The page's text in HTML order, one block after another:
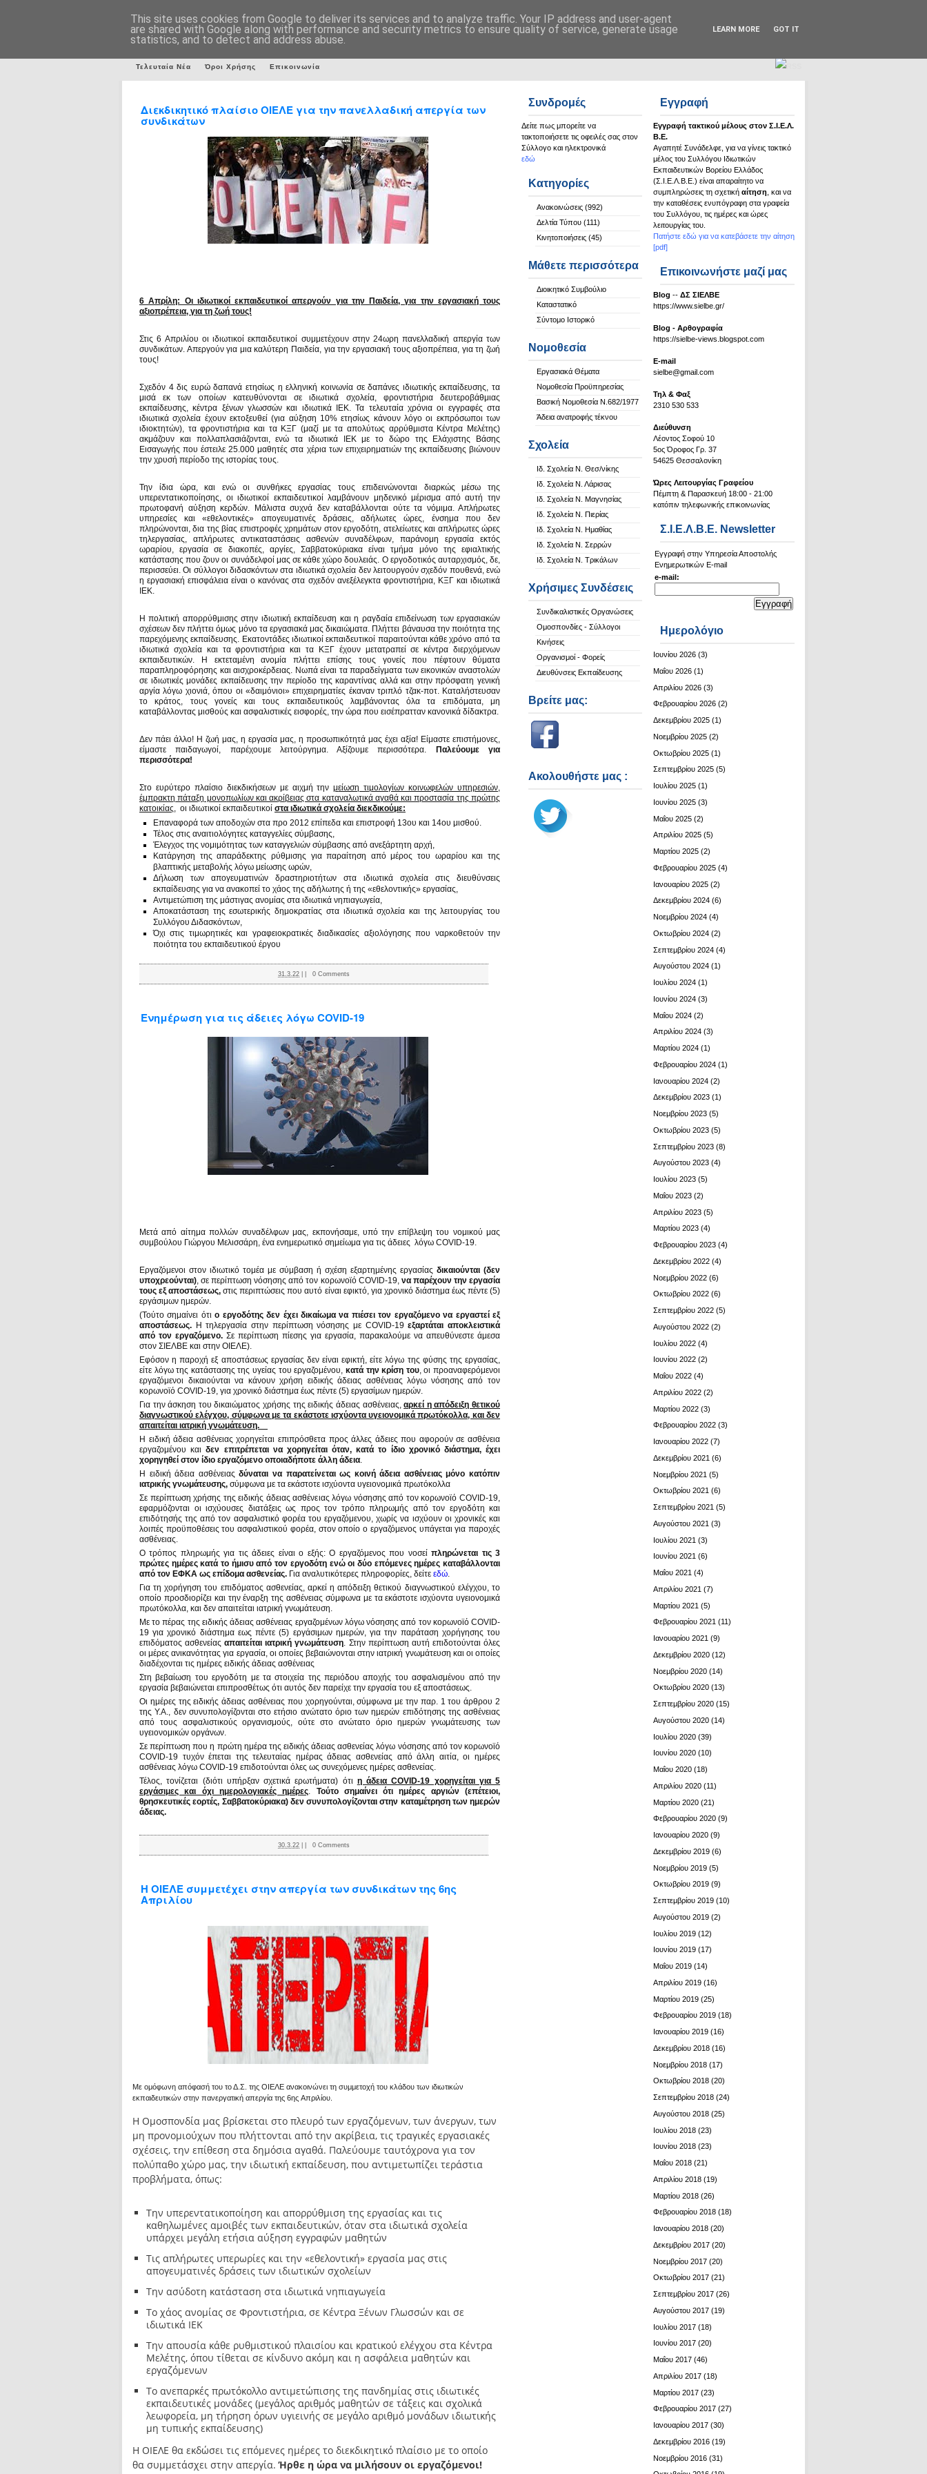
Σ.Ι.Ε.Λ.Β.Ε.
Τελευταία Νέα Όροι Χρήσης Επικοινωνία
Εγγραφή
Εγγραφή τακτικού μέλους στον Σ.Ι.Ε.Λ.
Β.Ε.
Αγαπητέ Συνάδελφε, για να γίνεις τακτικό
μέλος του Συλλόγου Ιδιωτικών
Εκπαιδευτικών Βορείου Ελλάδος
(Σ.Ι.Ε.Λ.Β.Ε.) είναι απαραίτητο να
συμπληρώσεις τη σχετική αίτηση , και να
την καταθέσεις ενυπόγραφη στα γραφεία
του Συλλόγου, τις ημέρες και ώρες
λειτουργίας του.
Πατήστε εδώ για να κατεβάσετε την αίτηση
[pdf]
Επικοινωνήστε μαζί μας
Βlog -- ΔΣ ΣΙΕΛΒΕ
https://www.sielbe.gr/
Blog - Αρθογραφία
https://sielbe-views.blogspot.com
Ε-mail
sielbe@gmail.com
Τηλ & Φαξ
2310 530 533
Διεύθυνση
Λέοντος Σοφού 10
5ος Όροφος Γρ. 37
54625 Θεσσαλονίκη
Ώρες Λειτουργίας Γραφείου
Πέμπτη & Παρασκευή 18:00 - 21:00
κατόπιν τηλεφωνικής επικοινωνίας
Σ.Ι.Ε.Λ.Β.Ε. Newsletter
Εγγραφή στην Υπηρεσία Αποστολής
Ενημερωτικών E-mail
e-mail:
Ημερολόγιο
Ιουνίου 2026 (3)
Μαΐου 2026 (1)
Απριλίου 2026 (3)
Φεβρουαρίου 2026 (2)
Δεκεμβρίου 2025 (1)
Νοεμβρίου 2025 (2)
Οκτωβρίου 2025 (1)
Σεπτεμβρίου 2025 (5)
Ιουλίου 2025 (1)
Ιουνίου 2025 (3)
Μαΐου 2025 (2)
Απριλίου 2025 (5)
Μαρτίου 2025 (2)
Φεβρουαρίου 2025 (4)
Ιανουαρίου 2025 (2)
Δεκεμβρίου 2024 (6)
Νοεμβρίου 2024 (4)
Οκτωβρίου 2024 (2)
Σεπτεμβρίου 2024 (4)
Αυγούστου 2024 (1)
Ιουλίου 2024 (1)
Ιουνίου 2024 (3)
Μαΐου 2024 (2)
Απριλίου 2024 (3)
Μαρτίου 2024 (1)
Φεβρουαρίου 2024 (1)
Ιανουαρίου 2024 (2)
Δεκεμβρίου 2023 (1)
Νοεμβρίου 2023 (5)
Οκτωβρίου 2023 (5)
Σεπτεμβρίου 2023 (8)
Αυγούστου 2023 (4)
Ιουλίου 2023 (5)
Μαΐου 2023 (2)
Απριλίου 2023 (5)
Μαρτίου 2023 (4)
Φεβρουαρίου 2023 (4)
Δεκεμβρίου 2022 (4)
Νοεμβρίου 2022 (6)
Οκτωβρίου 2022 (6)
Σεπτεμβρίου 2022 (5)
Αυγούστου 2022 (2)
Ιουλίου 2022 (4)
Ιουνίου 2022 (2)
Μαΐου 2022 (4)
Απριλίου 2022 (2)
Μαρτίου 2022 (3)
Φεβρουαρίου 2022 (3)
Ιανουαρίου 2022 (7)
Δεκεμβρίου 2021 (6)
Νοεμβρίου 2021 (5)
Οκτωβρίου 2021 (6)
Σεπτεμβρίου 2021 (5)
Αυγούστου 2021 (3)
Ιουλίου 2021 (3)
Ιουνίου 2021 (6)
Μαΐου 2021 (4)
Απριλίου 2021 (7)
Μαρτίου 2021 (5)
Φεβρουαρίου 2021 (11)
Ιανουαρίου 2021 (9)
Δεκεμβρίου 2020 (12)
Νοεμβρίου 2020 (14)
Οκτωβρίου 2020 (13)
Σεπτεμβρίου 2020 (15)
Αυγούστου 2020 (14)
Ιουλίου 2020 (39)
Ιουνίου 2020 (10)
Μαΐου 2020 (18)
Απριλίου 2020 (11)
Μαρτίου 2020 (21)
Φεβρουαρίου 2020 (9)
Ιανουαρίου 2020 (9)
Δεκεμβρίου 2019 (6)
Νοεμβρίου 2019 (5)
Οκτωβρίου 2019 (9)
Σεπτεμβρίου 2019 (10)
Αυγούστου 2019 (2)
Ιουλίου 2019 (12)
Ιουνίου 2019 (17)
Μαΐου 2019 (14)
Απριλίου 2019 (16)
Μαρτίου 2019 (25)
Φεβρουαρίου 2019 (18)
Ιανουαρίου 2019 (16)
Δεκεμβρίου 2018 (16)
Νοεμβρίου 2018 (17)
Οκτωβρίου 2018 (20)
Σεπτεμβρίου 2018 (24)
Αυγούστου 2018 (25)
Ιουλίου 2018 (23)
Ιουνίου 2018 (23)
Μαΐου 2018 (21)
Απριλίου 2018 (19)
Μαρτίου 2018 (26)
Φεβρουαρίου 2018 (18)
Ιανουαρίου 2018 (20)
Δεκεμβρίου 2017 (20)
Νοεμβρίου 2017 (20)
Οκτωβρίου 2017 (21)
Σεπτεμβρίου 2017 (26)
Αυγούστου 2017 (19)
Ιουλίου 2017 (18)
Ιουνίου 2017 (20)
Μαΐου 2017 (46)
Απριλίου 2017 (18)
Μαρτίου 2017 (23)
Φεβρουαρίου 2017 (27)
Ιανουαρίου 2017 (30)
Δεκεμβρίου 2016 (19)
Νοεμβρίου 2016 (31)
Συνδρομές
Δείτε πως μπορείτε να
τακτοποιήσετε τις οφειλές σας στον
Σύλλογο και ηλεκτρονικά
εδώ
Κατηγορίες
Ανακοινώσεις (992)
Δελτία Τύπου (111)
Κινητοποιήσεις (45)
Μάθετε περισσότερα
Διοικητικό Συμβούλιο
Καταστατικό
Σύντομο Ιστορικό
Νομοθεσία
Εργασιακά Θέματα
Νομοθεσία Προϋπηρεσίας
Βασική Νομοθεσία Ν.682/1977
Άδεια ανατροφής τέκνου
Σχολεία
Ιδ. Σχολεία Ν. Θεσ/νίκης
Ιδ. Σχολεία Ν. Λάρισας
Ιδ. Σχολεία Ν. Μαγνησίας
Ιδ. Σχολεία Ν. Πιερίας
Ιδ. Σχολεία Ν. Ημαθίας
Ιδ. Σχολεία Ν. Σερρών
Ιδ. Σχολεία Ν. Τρικάλων
Χρήσιμες Συνδέσεις
Συνδικαλιστικές Οργανώσεις
Ομοσπονδίες - Σύλλογοι
Κινήσεις
Οργανισμοί - Φορείς
Διευθύνσεις Εκπαίδευσης
Βρείτε μας:
Ακολουθήστε μας :
Διεκδικητικό πλαίσιο ΟΙΕΛΕ για την πανελλαδική απεργία των
συνδικάτων
6 Απρίλη: Οι ιδιωτικοί εκπαιδευτικοί απεργούν για την Παιδεία, για την εργασιακή τους
αξιοπρέπεια, για τη ζωή τους!
Στις 6 Απριλίου οι ιδιωτικοί εκπαιδευτικοί συμμετέχουν στην 24ωρη πανελλαδική απεργία των
συνδικάτων. Απεργούν για μια καλύτερη Παιδεία, για την εργασιακή τους αξιοπρέπεια, για τη ζωή
τους!
Σχεδόν 4 δις ευρώ δαπανά ετησίως η ελληνική κοινωνία σε δαπάνες ιδιωτικής εκπαίδευσης, τα
μισά εκ των οποίων κατευθύνονται σε ιδιωτικά σχολεία, φροντιστήρια δευτεροβάθμιας
εκπαίδευσης, κέντρα ξένων γλωσσών και ιδιωτικά ΙΕΚ. Τα τελευταία χρόνια οι εγγραφές στα
ιδιωτικά σχολεία έχουν εκτοξευθεί (για αύξηση 10% ετησίως κάνουν λόγο οι εκπρόσωποι των
ιδιοκτητών), τα φροντιστήρια και τα ΚΞΓ (μαζί με τα απολύτως αρρύθμιστα Κέντρα Μελέτης)
ακμάζουν και πολλαπλασιάζονται, ενώ τα ιδιωτικά ΙΕΚ με το δώρο της Ελάχιστης Βάσης
Εισαγωγής που έστειλε 25.000 μαθητές στα χέρια των επιχειρηματιών της εκπαίδευσης βιώνουν
την χρυσή περίοδο της ιστορίας τους.
Την ίδια ώρα, και ενώ οι συνθήκες εργασίας τους επιδεινώνονται διαρκώς μέσω της
υπερεντατικοποίησης, οι ιδιωτικοί εκπαιδευτικοί λαμβάνουν μηδενικό μέρισμα από αυτή την
πρωτοφανή αύξηση κερδών. Μάλιστα συχνά δεν καταβάλλονται ούτε τα νόμιμα. Απλήρωτες
υπηρεσίες και «εθελοντικές» απογευματινές δράσεις, αδήλωτες ώρες, ένσημα που δεν
πληρώνονται, δια της βίας επιστροφές χρημάτων στον εργοδότη, ατελείωτες και απλήρωτες ώρες
τηλεργασίας, απλήρωτες αντικαταστάσεις ασθενών συναδέλφων, παράνομη εργασία εκτός
ωραρίου, εργασία σε διακοπές, αργίες, Σαββατοκύριακα είναι τμήμα μόνο της εφιαλτικής
κατάστασης που ζουν οι συνάδελφοί μας σε κάθε χώρο δουλειάς. Ο εργοδοτικός αυταρχισμός, δε,
περισσεύει. Οι σύλλογοι διδασκόντων στα ιδιωτικά σχολεία δεν λειτουργούν σχεδόν πουθενά, ενώ
η εργασιακή επισφάλεια είναι ο κανόνας στα σχεδόν ανεξέλεγκτα φροντιστήρια, ΚΞΓ και ιδιωτικά
ΙΕΚ.
Η πολιτική απορρύθμισης στην ιδιωτική εκπαίδευση και η ραγδαία επιδείνωση των εργασιακών
σχέσεων δεν πλήττει όμως μόνο τα εργασιακά μας δικαιώματα. Πλήττει βάναυσα την ποιότητα της
παρεχόμενης εκπαίδευσης. Εκατοντάδες ιδιωτικοί εκπαιδευτικοί παραιτούνται κάθε χρόνο από τα
ιδιωτικά σχολεία και τα φροντιστήρια και τα ΚΞΓ έχουν μετατραπεί σε κέντρα διερχόμενων
εκπαιδευτικών. Η εκτεταμένη ανομία πλήττει επίσης τους γονείς που πέφτουν θύματα
παραπληροφόρησης και αισχροκέρδειας. Νωπά είναι τα παραδείγματα των εικονικών αναστολών
σε ιδιωτικές μονάδες εκπαίδευσης την περίοδο της καραντίνας αλλά και στην πρόσφατη γενική
αργία λόγω χιονιά, όπου οι «δαιμόνιοι» επιχειρηματίες έκαναν τριπλό τζακ-ποτ. Καταλήστευσαν
το κράτος, τους γονείς και τους εκπαιδευτικούς λαμβάνοντας όλα τα επιδόματα, μη
καταβάλλοντας μισθούς και ασφαλιστικές εισφορές, την ώρα που εισέπρατταν κανονικά δίδακτρα.
Δεν πάει άλλο! Η ζωή μας, η εργασία μας, η προσωπικότητά μας έχει αξία! Είμαστε επιστήμονες,
είμαστε παιδαγωγοί, παρέχουμε λειτούργημα. Αξίζουμε περισσότερα. Παλεύουμε για
περισσότερα!
Στο ευρύτερο πλαίσιο διεκδικήσεων με αιχμή τηνμείωση τιμολογίων κοινωφελών υπηρεσιών,
έμπρακτη πάταξη μονοπωλίων και ακρίβειας στα καταναλωτικά αγαθά και προστασία της πρώτης
κατοικίας, οι ιδιωτικοί εκπαιδευτικοί στα ιδιωτικά σχολεία διεκδικούμε:
Επαναφορά των αποδοχών στα προ 2012 επίπεδα και επιστροφή 13ου και 14ου μισθού.
Τέλος στις αναιτιολόγητες καταγγελίες σύμβασης,
Έλεγχος της νομιμότητας των καταγγελιών σύμβασης από ανεξάρτητη αρχή,
Κατάργηση της απαράδεκτης ρύθμισης για παραίτηση από μέρος του ωραρίου και της
βλαπτικής μεταβολής λόγω μείωσης ωρών,
Δήλωση των απογευματινών δραστηριοτήτων στα ιδιωτικά σχολεία στις διευθύνσεις
εκπαίδευσης για να ανακοπεί το χάος της αδήλωτης ή της «εθελοντικής» εργασίας,
Αντιμετώπιση της μάστιγας ανομίας στα ιδιωτικά νηπιαγωγεία,
Αποκατάσταση της εσωτερικής δημοκρατίας στα ιδιωτικά σχολεία και της λειτουργίας του
Συλλόγου Διδασκόντων,
Όχι στις τιμωρητικές και γραφειοκρατικές διαδικασίες αξιολόγησης που ναρκοθετούν την
ποιότητα του εκπαιδευτικού έργου
31.3.22 0 Comments
Ενημέρωση για τις άδειες λόγω COVID-19
Μετά από αίτημα πολλών συναδέλφων μας, εκπονήσαμε, υπό την επίβλεψη του νομικού μας
συμβούλου Γιώργου Μελισσάρη, ένα ενημερωτικό σημείωμα για τις άδειες λόγω COVID-19.
Εργαζόμενοι στον ιδιωτικό τομέα με σύμβαση ή σχέση εξαρτημένης εργασίας δικαιούνται (δεν
υποχρεούνται), σε περίπτωση νόσησης από τον κορωνοϊό COVID-19, να παρέχουν την εργασία
τους εξ αποστάσεως, στις περιπτώσεις που αυτό είναι εφικτό, για χρονικό διάστημα έως πέντε (5)
εργάσιμων ημερών.
(Τούτο σημαίνει ότιο εργοδότης δεν έχει δικαίωμα να πιέσει τον εργαζόμενο να εργαστεί εξ
αποστάσεως. Η τηλεργασία στην περίπτωση νόσησης με COVID-19εξαρτάται αποκλειστικά
από τον εργαζόμενο. Σε περίπτωση πίεσης για εργασία, παρακαλούμε να απευθύνεστε άμεσα
στον ΣΙΕΛΒΕ και στην ΟΙΕΛΕ).
Εφόσον η παροχή εξ αποστάσεως εργασίας δεν είναι εφικτή, είτε λόγω της φύσης της εργασίας,
είτε λόγω της κατάστασης της υγείας του εργαζομένου, κατά την κρίση του, οι προαναφερόμενοι
εργαζόμενοι δικαιούνται να κάνουν χρήση ειδικής άδειας ασθένειας λόγω νόσησης από τον
κορωνοϊό COVID-19, για χρονικό διάστημα έως πέντε (5) εργασίμων ημερών.
Για την άσκηση του δικαιώματος χρήσης της ειδικής άδειας ασθένειας,αρκεί η απόδειξη θετικού
διαγνωστικού ελέγχου, σύμφωνα με τα εκάστοτε ισχύοντα υγειονομικά πρωτόκολλα, και δεν
απαιτείται ιατρική γνωμάτευση.
Η ειδική άδεια ασθένειας χορηγείται επιπρόσθετα προς άλλες άδειες που αφορούν σε ασθένεια
εργαζομένου καιδεν επιτρέπεται να χορηγείται όταν, κατά το ίδιο χρονικό διάστημα, έχει
χορηγηθεί στον ίδιο εργαζόμενο οποιαδήποτε άλλη άδεια.
Η ειδική άδεια ασθένειαςδύναται να παρατείνεται ως κοινή άδεια ασθένειας μόνο κατόπιν
ιατρικής γνωμάτευσης, σύμφωνα με τα εκάστοτε ισχύοντα υγειονομικά πρωτόκολλα
Σε περίπτωση χρήσης της ειδικής άδειας ασθένειας λόγω νόσησης από τον κορωνοϊό COVID-19,
εφαρμόζονται οι ισχύουσες διατάξεις ως προς τον τρόπο πληρωμής από τον εργοδότη και
επιδότησής της από τον ασφαλιστικό φορέα του εργαζόμενου, χωρίς να ισχύουν οι χρονικές και
λοιπές προϋποθέσεις του ασφαλιστικού φορέα, στον οποίο ο εργαζόμενος υπάγεται για παροχές
ασθένειας.
Ο τρόπος πληρωμής για τις άδειες είναι ο εξής: Ο εργαζόμενος που νοσείπληρώνεται τις 3
πρώτες ημέρες κατά το ήμισυ από τον εργοδότη ενώ οι δύο επόμενες ημέρες καταβάλλονται
από τον ΕΦΚΑ ως επίδομα ασθενείας. Για αναλυτικότερες πληροφορίες, δείτε εδώ.
Για τη χορήγηση του επιδόματος ασθενείας, αρκεί η απόδειξη θετικού διαγνωστικού ελέγχου, το
οποίο προσδιορίζει και την έναρξη της ασθένειας σύμφωνα με τα εκάστοτε ισχύοντα υγειονομικά
πρωτόκολλα, και δεν απαιτείται ιατρική γνωμάτευση.
Με το πέρας της ειδικής άδειας ασθένειας εργαζομένων λόγω νόσησης από τον κορωνοϊό COVID-
19 για χρονικό διάστημα εως πέντε (5) εργάσιμων ημερών, για την παράταση χορήγησης του
επιδόματος ασθενείαςαπαιτείται ιατρική γνωμάτευση. Στην περίπτωση αυτή επιδοτούνται όλες
οι μέρες ανικανότητας για εργασία, οι οποίες βεβαιώνονται στην ιατρική γνωμάτευση και οι οποίες
διαδέχονται τις ημέρες ειδικής άδειας ασθένειας
Στη βεβαίωση του εργοδότη με τα στοιχεία της περιόδου αποχής του ασφαλισμένου από την
εργασία βεβαιώνεται επιπροσθέτως ότι αυτός δεν παρείχε την εργασία του εξ αποστάσεως.
Οι ημέρες της ειδικής άδειας ασθένειας που χορηγούνται, σύμφωνα με την παρ. 1 του άρθρου 2
της Υ.Α., δεν συνυπολογίζονται στο ετήσιο ανώτατο όριο των ημερών επιδότησης της ασθένειας
από τους ασφαλιστικούς οργανισμούς, ούτε στο ανώτατο όριο ημερών γνωμάτευσης των
υγειονομικών οργάνων.
Σε περίπτωση που η πρώτη ημέρα της ειδικής άδειας ασθενείας λόγω νόσησης από τον κορωνοϊό
COVID-19 τυχόν έπεται της τελευταίας ημέρας άδειας ασθενείας από άλλη αιτία, οι ημέρες
ασθένειας λόγω COVID-19 επιδοτούνται όλες ως συνεχόμενες ημέρες ασθενείας.
Τέλος, τονίζεται (διότι υπήρξαν σχετικά ερωτήματα) ότι η άδεια COVID-19 χορηγείται για 5
εργάσιμες και όχι ημερολογιακές ημέρες. Τούτο σημαίνει ότι ημέρες αργιών (επέτειοι,
θρησκευτικές εορτές, Σαββατοκύριακα) δεν συνυπολογίζονται στην καταμέτρηση των ημερών
άδειας.
30.3.22 0 Comments
H ΟΙΕΛΕ συμμετέχει στην απεργία των συνδικάτων της 6ης
Απριλίου
Με ομόφωνη απόφασή του το Δ.Σ. της ΟΙΕΛΕ ανακοινώνει τη συμμετοχή του κλάδου των ιδιωτικών
εκπαιδευτικών στην πανεργατική απεργία της 6ης Απριλίου.
Η Ομοσπονδία μας βρίσκεται στο πλευρό των εργαζόμενων, των άνεργων, των
μη προνομιούχων που πλήττονται από την ακρίβεια, τις τραγικές εργασιακές
σχέσεις, την επίθεση στα δημόσια αγαθά. Παλεύουμε ταυτόχρονα για τον
πολύπαθο χώρο μας, την ιδιωτική εκπαίδευση, που αντιμετωπίζει τεράστια
προβλήματα, όπως:
Την υπερεντατικοποίηση και απορρύθμιση της εργασίας και τις
καθηλωμένες αμοιβές των εκπαιδευτικών, όταν στα ιδιωτικά σχολεία
υπάρχει μεγάλη ετήσια αύξηση εγγραφών μαθητών
Τις απλήρωτες υπερωρίες και την «εθελοντική» εργασία μας στις
απογευματινές δράσεις των ιδιωτικών σχολείων
Την ασύδοτη κατάσταση στα ιδιωτικά νηπιαγωγεία
Το χάος ανομίας σε Φροντιστήρια, σε Κέντρα Ξένων Γλωσσών και σε
ιδιωτικά ΙΕΚ
Την απουσία κάθε ρυθμιστικού πλαισίου και κρατικού ελέγχου στα Κέντρα
Μελέτης, όπου τίθεται σε κίνδυνο ακόμη και η ασφάλεια μαθητών και
εργαζόμενων
Το ανεπαρκές πρωτόκολλο αντιμετώπισης της πανδημίας στις ιδιωτικές
εκπαιδευτικές μονάδες (μεγάλος αριθμός μαθητών σε τάξεις και σχολικά
λεωφορεία, μη τήρηση όρων υγιεινής σε μεγάλο αριθμό μονάδων ιδιωτικής
μη τυπικής εκπαίδευσης)
Η ΟΙΕΛΕ θα εκδώσει τις επόμενες ημέρες το διεκδικητικό πλαίσιο με το οποίο
θα συμμετάσχει στην απεργία. Ήρθε η ώρα να μιλήσουν οι εργαζόμενοι!
This site uses cookies from Google to deliver its services and to analyze traffic. Your IP address and user-agent
are shared with Google along with performance and security metrics to ensure quality of service, generate usage
statistics, and to detect and address abuse.
LEARN MORE GOT IT